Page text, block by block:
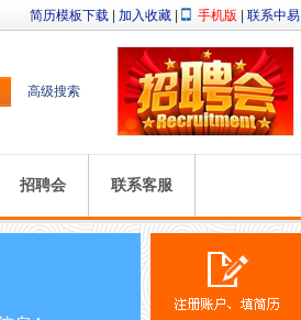
简历模板下载 加入收藏 手机版 联系中易
高级搜索
招聘会 联系客服